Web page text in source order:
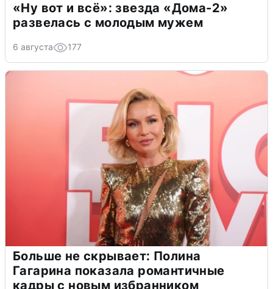
«Ну вот и всё»: звезда «Дома-2»
развелась с молодым мужем
6 августа 177
Больше не скрывает: Полина
Гагарина показала романтичные
кадры с новым избранником